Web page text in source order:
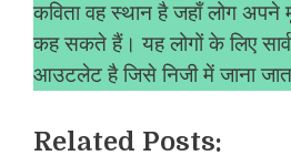
कविता वह स्थान है जहाँ लोग अपने
कह सकते हैं। यह लोगों के लिए
आउटलेट है जिसे निजी में जाना
Related Posts: